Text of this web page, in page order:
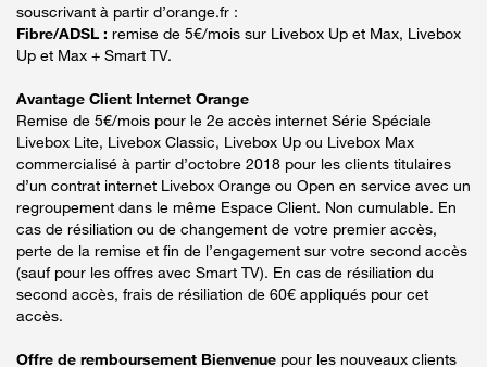
souscrivant à partir d’orange.fr :
Fibre/ADSL : remise de 5€/mois sur Livebox Up et Max, Livebox
Up et Max + Smart TV.
Avantage Client Internet Orange
Remise de 5€/mois pour le 2e accès internet Série Spéciale
Livebox Lite, Livebox Classic, Livebox Up ou Livebox Max
commercialisé à partir d’octobre 2018 pour les clients titulaires
d’un contrat internet Livebox Orange ou Open en service avec un
regroupement dans le même Espace Client. Non cumulable. En
cas de résiliation ou de changement de votre premier accès,
perte de la remise et fin de l’engagement sur votre second accès
(sauf pour les offres avec Smart TV). En cas de résiliation du
second accès, frais de résiliation de 60€ appliqués pour cet
accès.
Offre de remboursement Bienvenue pour les nouveaux clients